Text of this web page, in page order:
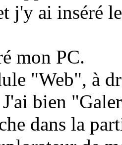
j'y ai inséré
mon PC.
"Web", à
bien
dans la